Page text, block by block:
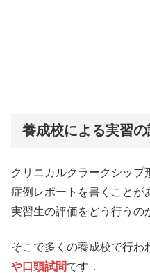
養成校による実習
クリニカルクラークシップ
症例レポートを書くことが
実習生の評価をどう行うの
そこで多くの養成校で行わ
や口頭試問です．